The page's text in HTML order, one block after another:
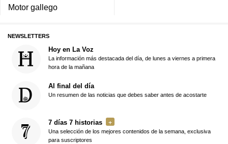
Motor gallego
NEWSLETTERS
Hoy en La Voz
La información más destacada del día, de lunes a viernes a primera
hora de la mañana
Al final del día
Un resumen de las noticias que debes saber antes de acostarte
7 días 7 historias
Una selección de los mejores contenidos de la semana, exclusiva
para suscriptores